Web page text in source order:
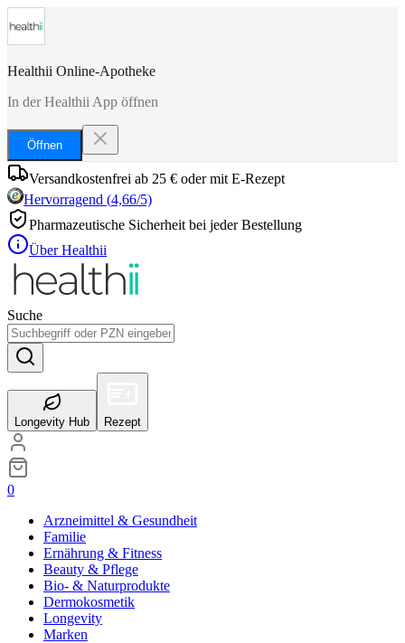
Healthii Online-Apotheke
In der Healthii App öffnen
Öffnen
Versandkostenfrei ab 25 € oder mit E-Rezept
Hervorragend (4,66/5)
Pharmazeutische Sicherheit bei jeder Bestellung
Über Healthii
Suche
Longevity Hub Rezept
0
Arzneimittel & Gesundheit
Familie
Ernährung & Fitness
Beauty & Pflege
Bio- & Naturprodukte
Dermokosmetik
Longevity
Marken